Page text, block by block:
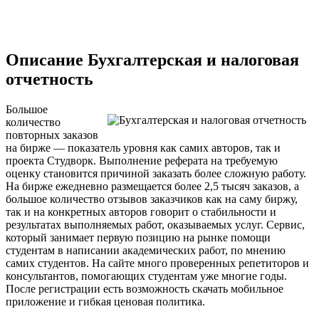
Описание Бухгалтерская и налоговая
отчетность
Большое
количество
повторных заказов
на бирже — показатель уровня как самих авторов, так и
проекта Студворк. Выполнение реферата на требуемую
оценку становится причиной заказать более сложную работу.
На бирже ежедневно размещается более 2,5 тысяч заказов, а
большое количество отзывов заказчиков как на саму биржу,
так и на конкретных авторов говорит о стабильности и
результатах выполняемых работ, оказываемых услуг. Сервис,
который занимает первую позицию на рынке помощи
студентам в написании академических работ, по мнению
самих студентов. На сайте много проверенных репетиторов и
консультантов, помогающих студентам уже многие годы.
После регистрации есть возможность скачать мобильное
приложение и гибкая ценовая политика.